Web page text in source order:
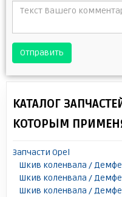
Отправить
КАТАЛОГ
КОТОРЫМ
Запчасти Opel
Шкив коленвала /
Шкив коленвала /
Шкив коленвала /